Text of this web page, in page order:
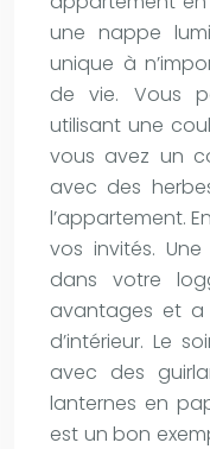
une nappe
unique à
de vie. Vous
utilisant une
vous avez un
avec des
l’appartement.
vos invités.
dans votre
avantages et a
d’intérieur. Le
avec des
lanternes en
est un bon